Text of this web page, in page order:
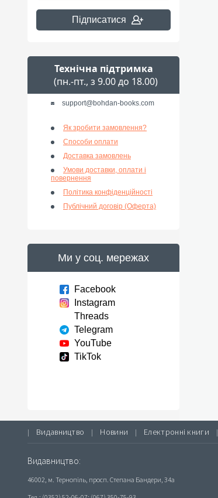
Підписатися
Технічна підтримка
(пн.-пт., з 9.00 до 18.00)
support@bohdan-books.com
Як зробити замовлення?
Способи оплати
Доставка замовлень
Умови доставки, оплати і
повернення
Політика конфіденційності
Публічний договір (Оферта)
Ми у соц. мережах
Facebook
Instagram
Threads
Telegram
YouTube
TikTok
| Видавництво | Новини | Електронні книги |
Видавництво:
46002, м. Тернопіль, просп. Степана Бандери, 34а